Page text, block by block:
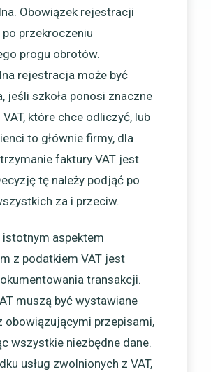
Obowiązek rejestracji
przekroczeniu
progu obrotów.
rejestracja może być
jeśli szkoła ponosi znaczne
które chce odliczyć, lub
to głównie firmy, dla
faktury VAT jest
tę należy podjąć po
za i przeciw.
istotnym aspektem
z podatkiem VAT jest
transakcji.
muszą być wystawiane
obowiązującymi przepisami,
wszystkie niezbędne dane.
usług zwolnionych z VAT,